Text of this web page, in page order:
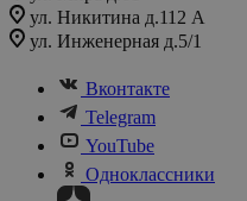
ул. Никитина д.112 А
ул. Инженерная д.5/1
Вконтакте
Telegram
YouTube
Одноклассники